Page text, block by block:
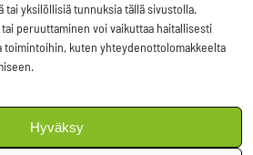
tai yksilöllisiä tunnuksia tällä sivustolla.
peruuttaminen voi vaikuttaa haitallisesti
kuten yhteydenottolomakkeelta
Hyväksy
verran,
jos kaikki
kuten
jopa